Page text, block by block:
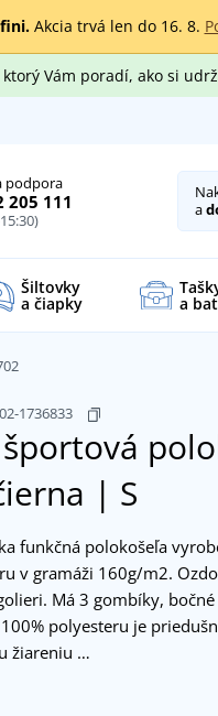
Akcia trvá len do 16. 8.
ktorý Vám poradí, ako si
podpora
205 111
a
Šiltovky
a čiapky a
1736833
| S
funkčná polokošeľa
v gramáži 160g/m2.
Má 3 gombíky,
polyesteru je
žiareniu …